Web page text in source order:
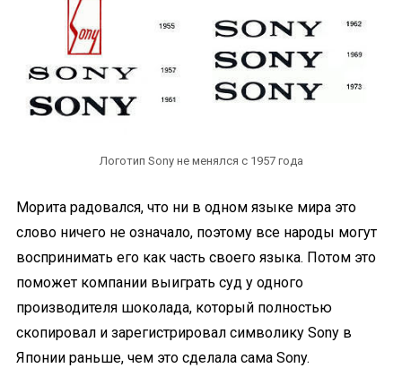
Логотип Sony не менялся с 1957 года
Морита радовался, что ни в одном языке мира это
слово ничего не означало, поэтому все народы могут
воспринимать его как часть своего языка. Потом это
поможет компании выиграть суд у одного
производителя шоколада, который полностью
скопировал и зарегистрировал символику Sony в
Японии раньше, чем это сделала сама Sony.